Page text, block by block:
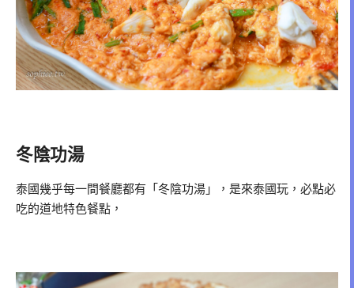
冬陰功湯
泰國幾乎每一間餐廳都有「冬陰功湯」，是來泰國玩，必點必
吃的道地特色餐點，